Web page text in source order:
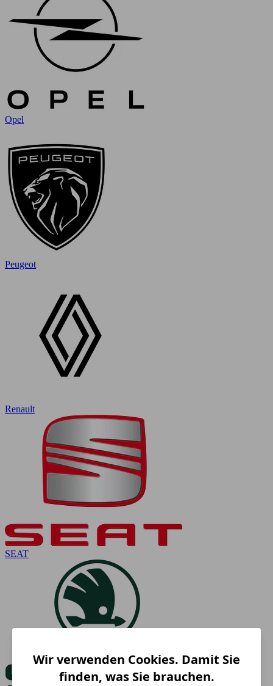
Opel
Peugeot
Renault
SEAT
Wir verwenden Cookies. Damit Sie
finden, was Sie brauchen.